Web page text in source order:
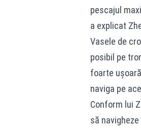
pescajul
a explicat
Vasele de
posibil pe
foarte
naviga pe
Conform lui
să